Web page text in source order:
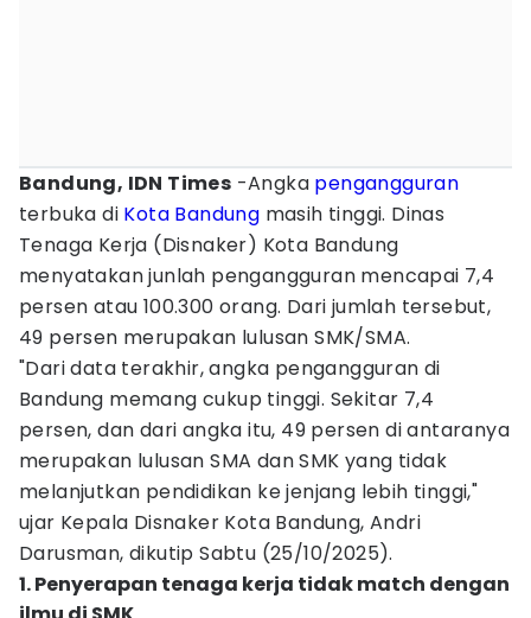
Bandung, IDN Times -Angka pengangguran
terbuka di Kota Bandung masih tinggi. Dinas
Tenaga Kerja (Disnaker) Kota Bandung
menyatakan junlah pengangguran mencapai 7,4
persen atau 100.300 orang. Dari jumlah tersebut,
49 persen merupakan lulusan SMK/SMA.
"Dari data terakhir, angka pengangguran di
Bandung memang cukup tinggi. Sekitar 7,4
persen, dan dari angka itu, 49 persen di antaranya
merupakan lulusan SMA dan SMK yang tidak
melanjutkan pendidikan ke jenjang lebih tinggi,"
ujar Kepala Disnaker Kota Bandung, Andri
Darusman, dikutip Sabtu (25/10/2025).
1. Penyerapan tenaga kerja tidak match dengan